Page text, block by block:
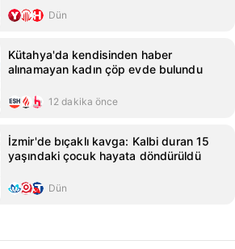
Dün
Kütahya'da kendisinden haber
alınamayan kadın çöp evde bulundu
12 dakika önce
İzmir'de bıçaklı kavga: Kalbi duran 15
yaşındaki çocuk hayata döndürüldü
Dün